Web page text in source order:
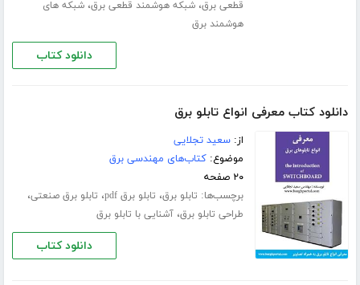
قطعی برق،شبکه هوشمند قطعی برق،شبکه های
هوشمند برق
دانلود کتاب
دانلود کتاب معرفی انواع تابلو برق
از:سعید تجلایی
موضوع:کتاب‌های مهندسی برق
۲۰ صفحه
برچسب‌ها: تابلو برق، تابلو برق pdf ، تابلو برق صنعتی،
طراحی تابلو برق،آشنایی با تابلو برق
دانلود کتاب